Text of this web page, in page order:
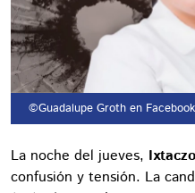
©Guadalupe Groth en
La noche del jueves,
confusión y tensión. La